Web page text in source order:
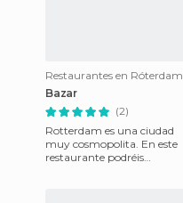
Restaurantes en Róterdam
Bazar
(2)
Rotterdam es una ciudad
muy cosmopolita. En este
restaurante podréis